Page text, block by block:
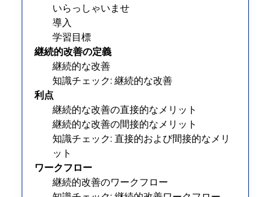
いらっしゃいませ
導入
学習目標
継続的改善の定義
継続的な改善
知識チェック: 継続的な改善
利点
継続的な改善の直接的なメリット
継続的な改善の間接的なメリット
知識チェック: 直接的および間接的なメリ
ット
ワークフロー
継続的改善のワークフロー